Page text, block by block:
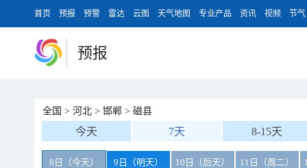
首页 预报 预警 雷达 云图 天气地图 专业产品 资讯 视频 节气
预报
全国 > 河北 > 邯郸 > 磁县
今天 7天 8-15天
8日（今天） 9日（明天） 10日（后天） 11日（周二）